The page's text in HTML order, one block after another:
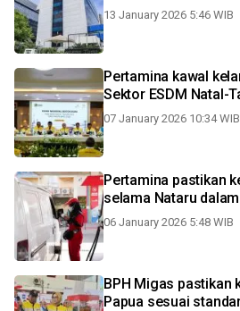
13 January 2026 5:46 WIB
Pertamina kawal
Sektor ESDM Natal-
07 January 2026 10:34 WIB
Pertamina pastikan
selama Nataru
06 January 2026 5:48 WIB
BPH Migas pastikan
Papua sesuai